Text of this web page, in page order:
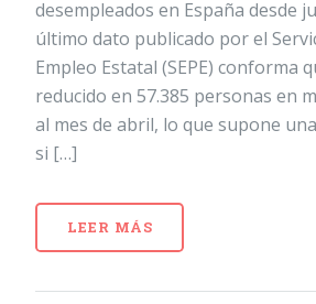
desempleados en España desde
último dato publicado por el
Empleo Estatal (SEPE) conforma
reducido en 57.385 personas en
al mes de abril, lo que supone una
si […]
LEER MÁS